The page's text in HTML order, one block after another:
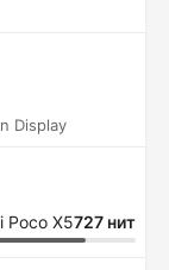
Display
Poco X5727 нит